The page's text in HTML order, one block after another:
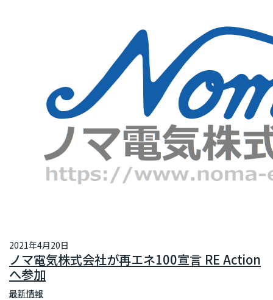
2021年4月20日
ノマ電気株式会社が再エネ100宣言 RE Action
へ参加
最新情報